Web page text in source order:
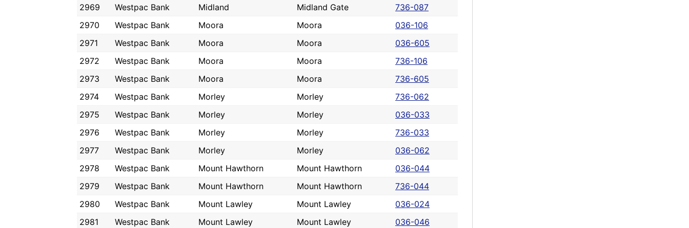
2969
Westpac Bank Midland Midland Gate
736-087
2970
Westpac Bank Moora Moora
036-106
2971
Westpac Bank Moora Moora
036-605
2972
Westpac Bank Moora Moora
736-106
2973
Westpac Bank Moora Moora
736-605
2974
Westpac Bank Morley Morley
736-062
2975
Westpac Bank Morley Morley
036-033
2976
Westpac Bank Morley Morley
736-033
2977
Westpac Bank Morley Morley
036-062
2978
Westpac Bank Mount Hawthorn Mount Hawthorn
036-044
2979
Westpac Bank Mount Hawthorn Mount Hawthorn
736-044
2980
Westpac Bank Mount Lawley Mount Lawley
036-024
2981
Westpac Bank Mount Lawley Mount Lawley
036-046